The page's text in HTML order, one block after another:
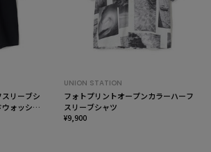
リーブシ
ォッシャ
UNION STATION
フォトプリントオープンカラーハーフ
スリーブシャツ
¥9,900